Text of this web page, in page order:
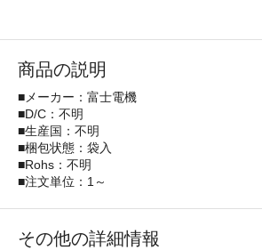
商品の説明
■メーカー：富士電機
■D/C：不明
■生産国：不明
■梱包状態：袋入
■Rohs：不明
■注文単位：1～
その他の詳細情報